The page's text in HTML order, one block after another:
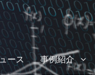
ース 事例紹介